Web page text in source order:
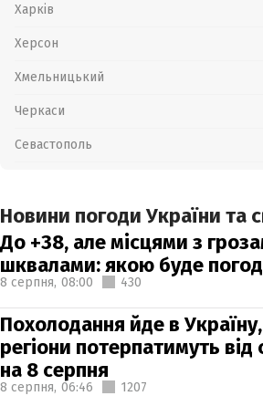
Харків
Херсон
Хмельницький
Черкаси
Севастополь
Новини погоди України та
До +38, але місцями з
шквалами: якою буде
8 серпня, 08:00 430
Похолодання йде в
регіони потерпатимуть від
на 8 серпня
8 серпня, 06:46 1207